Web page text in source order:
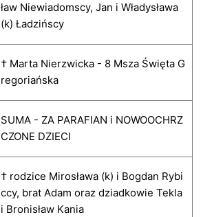
ław Niewiadomscy, Jan i Władysława
(k) Ładzińscy
† Marta Nierzwicka - 8 Msza Święta G
regoriańska
SUMA - ZA PARAFIAN i NOWOOCHRZ
CZONE DZIECI
† rodzice Mirosława (k) i Bogdan Rybi
ccy, brat Adam oraz dziadkowie Tekla
i Bronisław Kania